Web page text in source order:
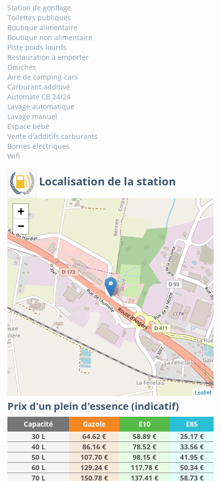
Station de gonflage
Toilettes publiques
Boutique alimentaire
Boutique non alimentaire
Piste poids lourds
Restauration à emporter
Douches
Aire de camping-cars
Carburant additivé
Automate CB 24/24
Lavage automatique
Lavage manuel
Espace bébé
Vente d'additifs carburants
Bornes électriques
Wifi
Localisation de la station
+
−
Leaflet
Prix d'un plein d'essence (indicatif)
Capacité Gazole E10
E85
30 L
64.62 € 58.89 €
25.17 €
40 L
86.16 € 78.52 €
33.56 €
50 L
107.70 € 98.15 €
41.95 €
60 L
129.24 € 117.78 €
50.34 €
70 L
150.78 € 137.41 € 58.73 €